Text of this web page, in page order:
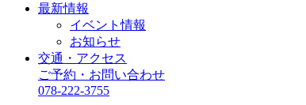
最新情報
イベント情報
お知らせ
交通・アクセス
ご予約・お問い合わせ
078-222-3755